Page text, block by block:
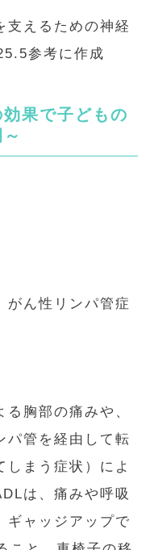
支えるための神経
参考に作成
果で子どもの
がん性リンパ管症
胸部の痛みや、
パ管を経由して転
まう症状）によ
は、痛みや呼吸
ギャッジアップで